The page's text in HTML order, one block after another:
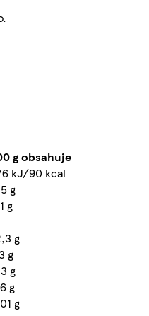
g obsahuje
kJ/90 kcal
g
g
g
g
g
g
g